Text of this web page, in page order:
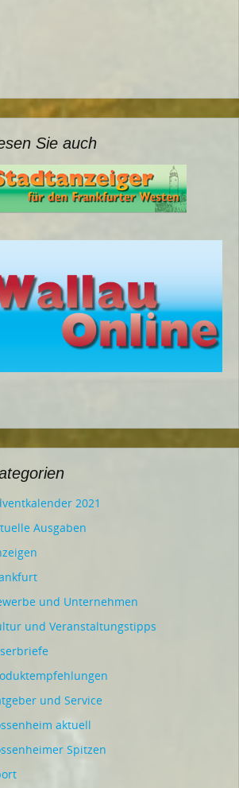
Sie auch
2021
Ausgaben
und Unternehmen
und Veranstaltungstipps
und Service
aktuell
Spitzen